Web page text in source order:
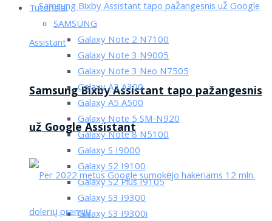
Samsung Bixby Assistant tapo pažangesnis
už Google Assistant
Tutorialai
SAMSUNG
Galaxy Note 2 N7100
Galaxy Note 3 N9005
Galaxy Note 3 Neo N7505
Galaxy A3 A300
Galaxy A5 A500
Galaxy Note 5 SM-N920
Galaxy Note 8 N5100
Galaxy S I9000
Galaxy S2 I9100
Galaxy S2 Plus I9105
Galaxy S3 I9300
Galaxy S3 I9300i